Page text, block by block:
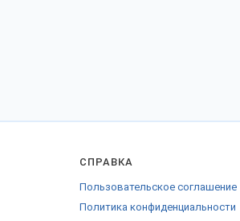
СПРАВКА
Пользовательское соглашение
Политика конфиденциальности